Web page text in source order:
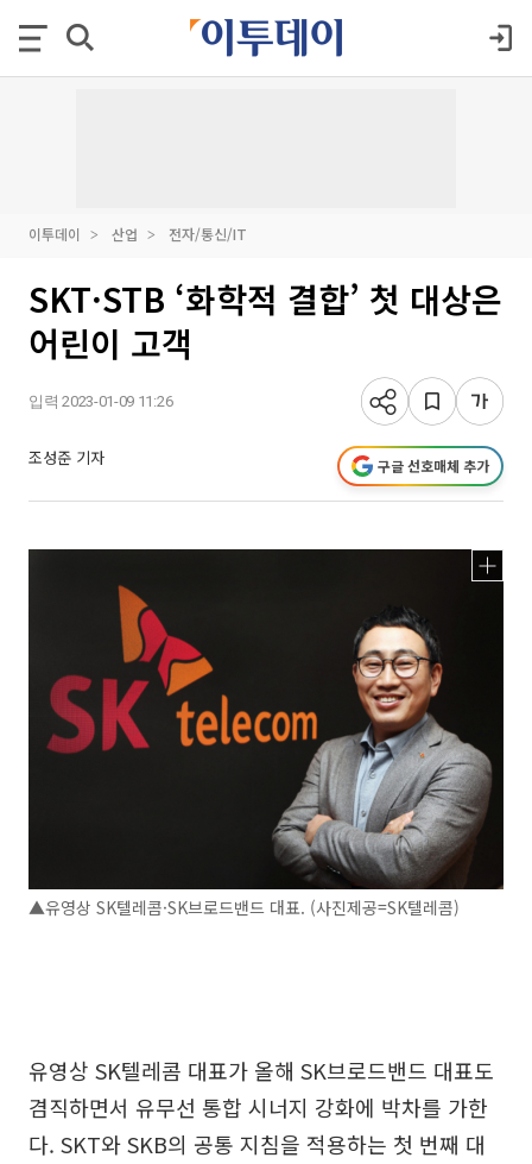
이투데이 산업 전자/통신/IT
SKT·STB ‘화학적 결합’ 첫 대상은
어린이 고객
입력 2023-01-09 11:26
조성준 기자 구글 선호매체 추가
▲유영상 SK텔레콤·SK브로드밴드 대표. (사진제공=SK텔레콤)
유영상 SK텔레콤 대표가 올해 SK브로드밴드 대표도
겸직하면서 유무선 통합 시너지 강화에 박차를 가한
다. SKT와 SKB의 공통 지침을 적용하는 첫 번째 대